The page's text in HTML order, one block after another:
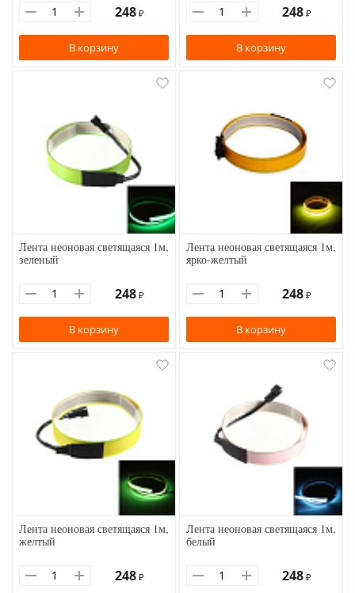
248 ₽
В корзину
248 ₽
В корзину
Лента неоновая светящаяся 1м,
зеленый
248 ₽
В корзину
Лента неоновая светящаяся 1м,
ярко-желтый
248 ₽
В корзину
Лента неоновая светящаяся 1м,
желтый
248 ₽
Лента неоновая светящаяся 1м,
белый
248 ₽